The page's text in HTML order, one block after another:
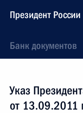
Президент России
Банк документов
Указ
от 13.09.2011